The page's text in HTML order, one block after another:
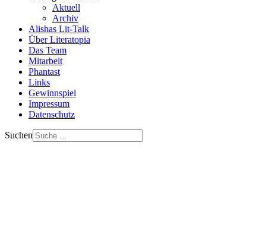
Aktuell
Archiv
Alishas Lit-Talk
Über Literatopia
Das Team
Mitarbeit
Phantast
Links
Gewinnspiel
Impressum
Datenschutz
Suchen